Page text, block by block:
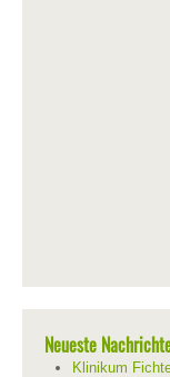
Neueste
Klinikum